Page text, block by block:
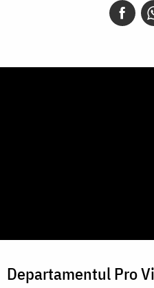
Departamentul Pro